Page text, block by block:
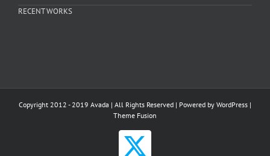
RECENT WORKS
Copyright 2012 - 2019 Avada | All Rights Reserved | Powered by WordPress |
Theme Fusion